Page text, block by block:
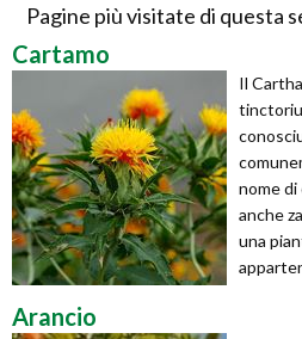
Pagine più visitate di questa
Cartamo
Il
nome di
anche
una
Arancio